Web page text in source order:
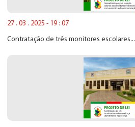
27 . 03 . 2025 - 19 : 07
Contratação de três monitores escolares...